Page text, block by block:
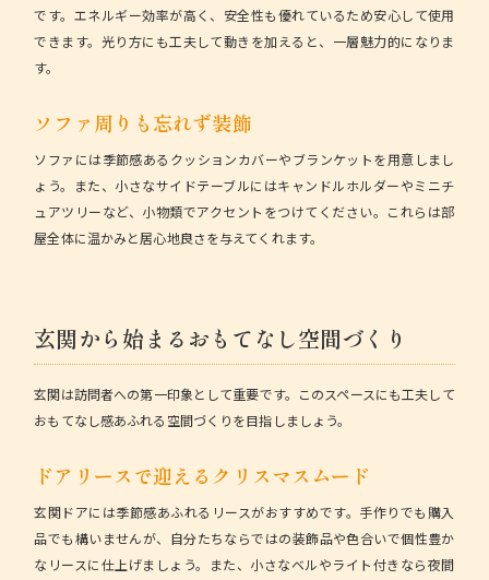
です。エネルギー効率が高く、安全性も優れているため安心して使用
できます。光り方にも工夫して動きを加えると、一層魅力的になりま
す。
ソファ周りも忘れず装飾
ソファには季節感あるクッションカバーやブランケットを用意しまし
ょう。また、小さなサイドテーブルにはキャンドルホルダーやミニチ
ュアツリーなど、小物類でアクセントをつけてください。これらは部
屋全体に温かみと居心地良さを与えてくれます。
玄関から始まるおもてなし空間づくり
玄関は訪問者への第一印象として重要です。このスペースにも工夫して
おもてなし感あふれる空間づくりを目指しましょう。
ドアリースで迎えるクリスマスムード
玄関ドアには季節感あふれるリースがおすすめです。手作りでも購入
品でも構いませんが、自分たちならではの装飾品や色合いで個性豊か
なリースに仕上げましょう。また、小さなベルやライト付きなら夜間